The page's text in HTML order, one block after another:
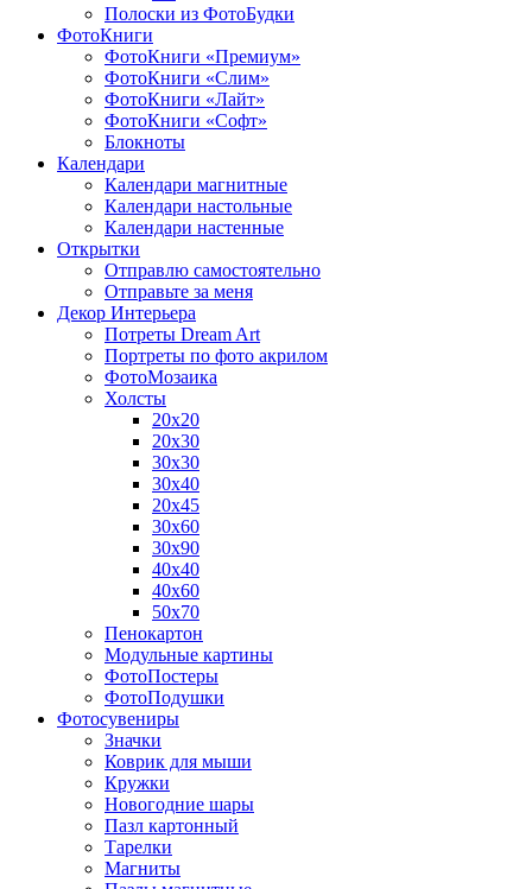
Полоски из ФотоБудки
ФотоКниги
ФотоКниги «Премиум»
ФотоКниги «Слим»
ФотоКниги «Лайт»
ФотоКниги «Софт»
Блокноты
Календари
Календари магнитные
Календари настольные
Календари настенные
Открытки
Отправлю самостоятельно
Отправьте за меня
Декор Интерьера
Потреты Dream Art
Портреты по фото акрилом
ФотоМозаика
Холсты
20х20
20х30
30х30
30х40
20х45
30х60
30х90
40х40
40х60
50х70
Пенокартон
Модульные картины
ФотоПостеры
ФотоПодушки
Фотоcувениры
Значки
Коврик для мыши
Кружки
Новогодние шары
Пазл картонный
Тарелки
Магниты